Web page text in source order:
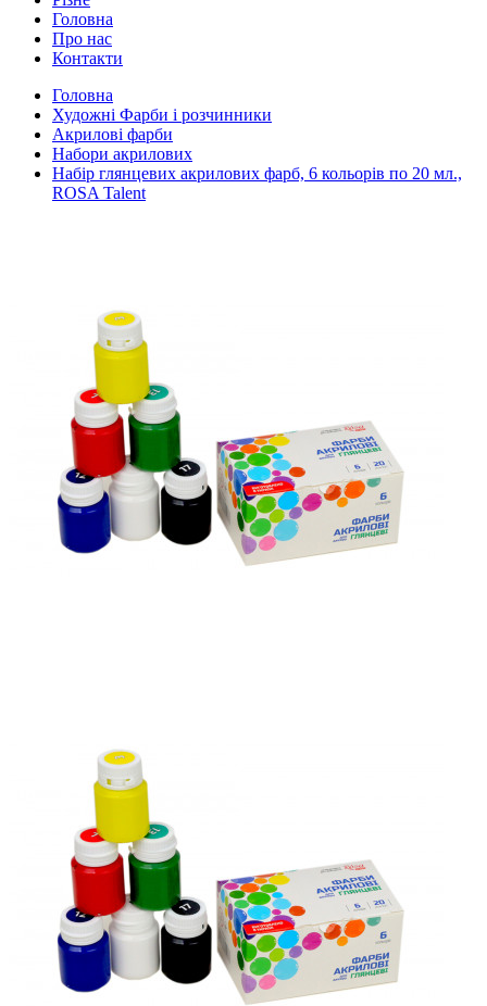
Головна
Про нас
Контакти
Головна
Художні Фарби і розчинники
Акрилові фарби
Набори акрилових
Набір глянцевих акрилових фарб, 6 кольорів по 20 мл.,
ROSA Talent